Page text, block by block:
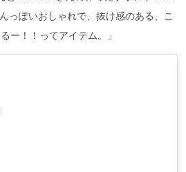
っぽいおしゃれで、抜け感のある、こ
ー！！ってアイテム。」